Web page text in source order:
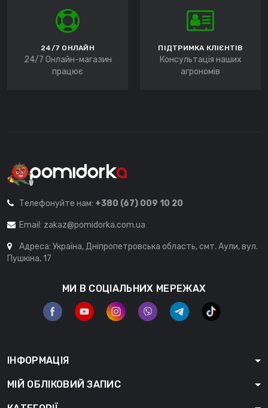
24/7 ОНЛАЙН
24/7 Онлайн-магазин
працює
ПІДТРИМКА КЛІЄНТІВ
Консультація наших
агрономів
Телефонуйте нам: +380 (67) 009 10 20
Email: zakaz@pomidorka.com.ua
Адреса: Україна, Дніпропетровська область, смт. Аули, вул.
Пушкіна, 17
МИ В СОЦІАЛЬНИХ МЕРЕЖАХ
ІНФОРМАЦІЯ
МІЙ ОБЛІКОВИЙ ЗАПИС